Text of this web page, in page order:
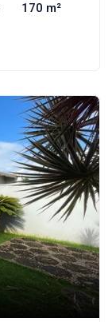
170 m²